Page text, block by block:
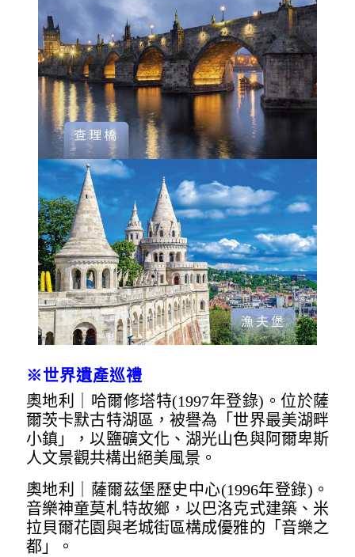
※世界遺產巡禮
奧地利｜哈爾修塔特(1997年登錄)。位於薩
爾茨卡默古特湖區，被譽為「世界最美湖畔
小鎮」，以鹽礦文化、湖光山色與阿爾卑斯
人文景觀共構出絕美風景。
奧地利｜薩爾茲堡歷史中心(1996年登錄)。
音樂神童莫札特故鄉，以巴洛克式建築、米
拉貝爾花園與老城街區構成優雅的「音樂之
都」。